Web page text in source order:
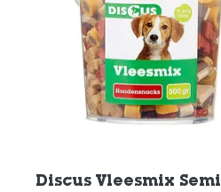
Discus Vleesmix Semi